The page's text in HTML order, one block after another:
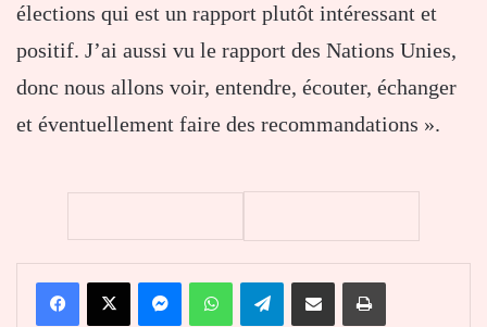
élections qui est un rapport plutôt intéressant et
positif. J’ai aussi vu le rapport des Nations Unies,
donc nous allons voir, entendre, écouter, échanger
et éventuellement faire des recommandations ».
FacebookX MessengerWhatsAppTelegramPartager par email Imprimer